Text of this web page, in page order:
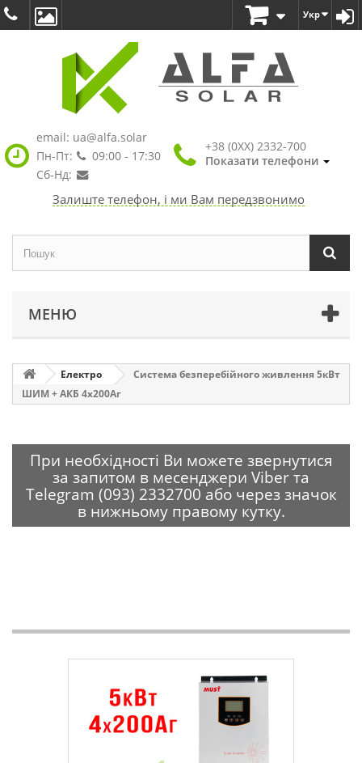
Укр
email: ua@alfa.solar
Пн-Пт:
09:00 - 17:30
Сб-Нд:
+38 (0XX) 2332-700
Показати телефони
Залиште телефон, і ми Вам передзвонимо
МЕНЮ
Електро
Система безперебійного живлення 5кВт
ШИМ + АКБ 4х200Аг
При необхідності Ви можете звернутися
за запитом в месенджери Viber та
Telegram (093) 2332700 або через значок
в нижньому правому кутку.